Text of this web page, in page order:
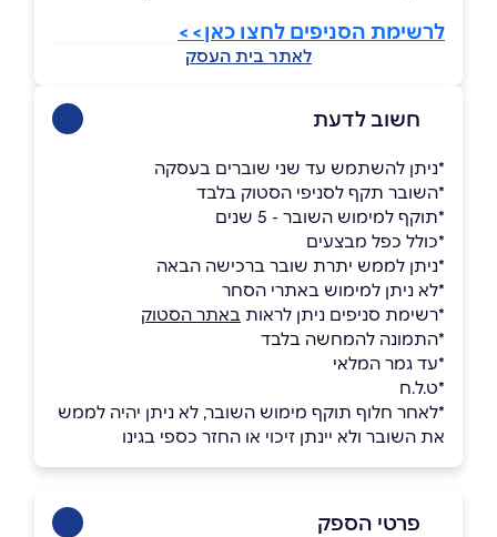
לרשימת הסניפים לחצו כאן>>
לאתר בית העסק
חשוב לדעת
*ניתן להשתמש עד שני שוברים בעסקה
*השובר תקף לסניפי הסטוק בלבד
*תוקף למימוש השובר - 5 שנים
*כולל כפל מבצעים
*ניתן לממש יתרת שובר ברכישה הבאה
*לא ניתן למימוש באתרי הסחר
*רשימת סניפים ניתן לראות באתר הסטוק
*התמונה להמחשה בלבד
*עד גמר המלאי
*ט.ל.ח
*לאחר חלוף תוקף מימוש השובר, לא ניתן יהיה לממש
את השובר ולא יינתן זיכוי או החזר כספי בגינו
פרטי הספק